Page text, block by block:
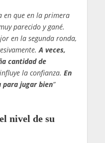
en que en la primera
parecido y gané.
en la segunda ronda,
A veces,
cantidad de
la confianza. En
para jugar bien”
nivel de su